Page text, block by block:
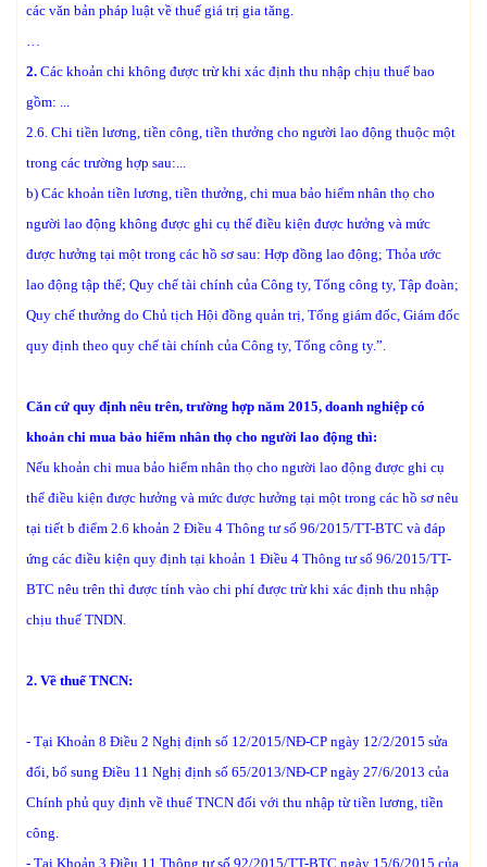
các văn bản pháp luật về thuế giá trị gia tăng.
2. Các khoản chi không được trừ khi xác định thu nhập chịu thuế bao
gồm: ...
2.6. Chi tiền lương, tiền công, tiền thưởng cho người lao động thuộc một
trong các trường hợp sau:...
b) Các khoản tiền lương, tiền thưởng, chi mua bảo hiểm nhân thọ cho
người lao động không được ghi cụ thể điều kiện được hưởng và mức
được hưởng tại một trong các hồ sơ sau: Hợp đồng lao động; Thỏa ước
lao động tập thể; Quy chế tài chính của Công ty, Tổng công ty, Tập đoàn;
Quy chế thưởng do Chủ tịch Hội đồng quản trị, Tổng giám đốc, Giám đốc
quy định theo quy chế tài chính của Công ty, Tổng công ty.”.
Căn cứ quy định nêu trên, trường hợp năm 2015, doanh nghiệp có
khoản chi mua bảo hiểm nhân thọ cho người lao động thì:
Nếu khoản chi mua bảo hiểm nhân thọ cho người lao động được ghi cụ
thể điều kiện được hưởng và mức được hưởng tại một trong các hồ sơ nêu
tại tiết b điểm 2.6 khoản 2 Điều 4 Thông tư số 96/2015/TT-BTC và đáp
ứng các điều kiện quy định tại khoản 1 Điều 4 Thông tư số 96/2015/TT-
BTC nêu trên thì được tính vào chi phí được trừ khi xác định thu nhập
chịu thuế TNDN.
2. Về thuế TNCN:
- Tại Khoản 8 Điều 2 Nghị định số 12/2015/NĐ-CP ngày 12/2/2015 sửa
đổi, bổ sung Điều 11 Nghị định số 65/2013/NĐ-CP ngày 27/6/2013 của
Chính phủ quy định về thuế TNCN đối với thu nhập từ tiền lương, tiền
công.
- Tại Khoản 3 Điều 11 Thông tư số 92/2015/TT-BTC ngày 15/6/2015 của